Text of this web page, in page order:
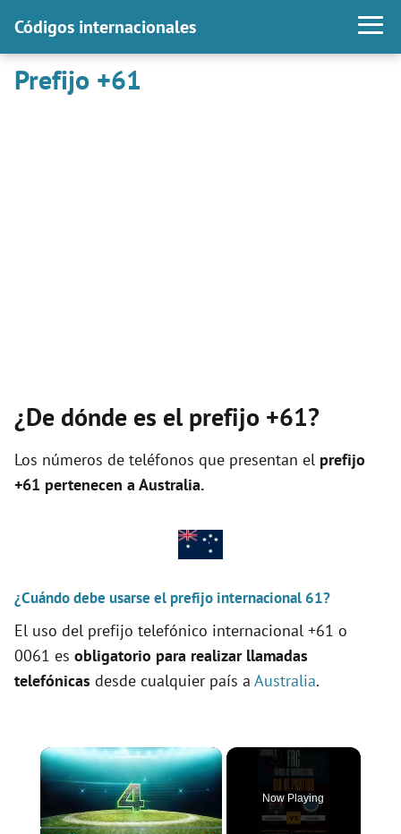
Códigos internacionales
Prefijo +61
¿De dónde es el prefijo +61?
Los números de teléfonos que presentan el prefijo
+61 pertenecen a Australia.
¿Cuándo debe usarse el prefijo internacional 61?
El uso del prefijo telefónico internacional +61 o
0061 es obligatorio para realizar llamadas
telefónicas desde cualquier país a Australia.
×
Now Playing